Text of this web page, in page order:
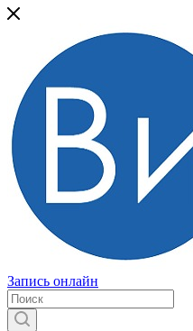
Запись онлайн